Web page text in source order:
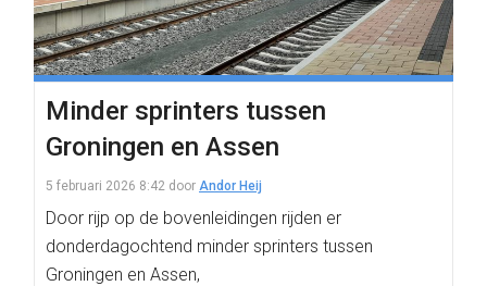
Minder sprinters tussen
Groningen en Assen
5 februari 2026 8:42 door Andor Heij
Door rijp op de bovenleidingen rijden er
donderdagochtend minder sprinters tussen
Groningen en Assen,